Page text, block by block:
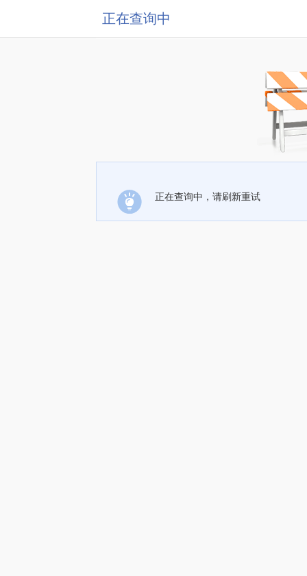
正在查询中
正在查询中，请刷新重试